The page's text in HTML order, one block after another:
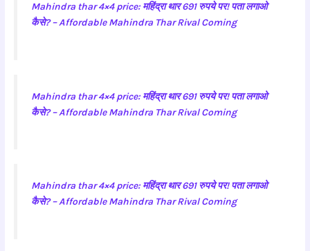
Mahindra thar 4×4 price: महिंद्रा थार 691 रुपये पर! पता लगाओ
कैसे? – Affordable Mahindra Thar Rival Coming
Mahindra thar 4×4 price: महिंद्रा थार 691 रुपये पर! पता लगाओ
कैसे? – Affordable Mahindra Thar Rival Coming
Mahindra thar 4×4 price: महिंद्रा थार 691 रुपये पर! पता लगाओ
कैसे? – Affordable Mahindra Thar Rival Coming